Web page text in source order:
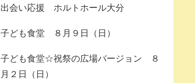
出会い応援 ホルトホール大分
子ども食堂 ８月９日（日）
子ども食堂☆祝祭の広場バージョン ８
月２日（日）